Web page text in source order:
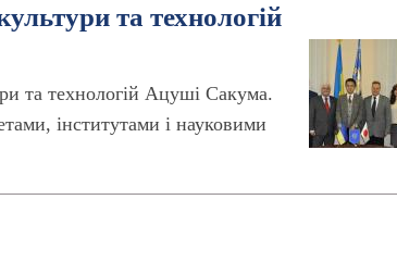
та технологій
та технологій Ацуші Сакума.
інститутами і науковими